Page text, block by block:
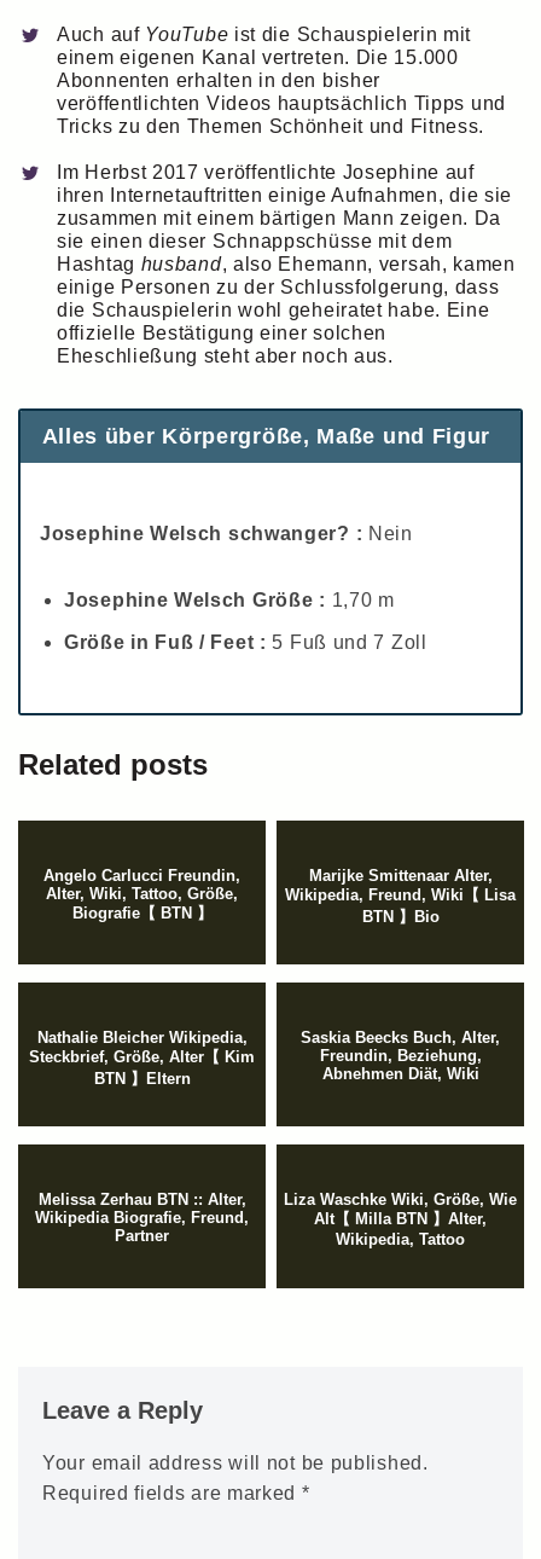
Auch auf YouTube ist die Schauspielerin mit
einem eigenen Kanal vertreten. Die 15.000
Abonnenten erhalten in den bisher
veröffentlichten Videos hauptsächlich Tipps und
Tricks zu den Themen Schönheit und Fitness.
Im Herbst 2017 veröffentlichte Josephine auf
ihren Internetauftritten einige Aufnahmen, die sie
zusammen mit einem bärtigen Mann zeigen. Da
sie einen dieser Schnappschüsse mit dem
Hashtag husband, also Ehemann, versah, kamen
einige Personen zu der Schlussfolgerung, dass
die Schauspielerin wohl geheiratet habe. Eine
offizielle Bestätigung einer solchen
Eheschließung steht aber noch aus.
Alles über Körpergröße, Maße und Figur
Josephine Welsch schwanger? : Nein
Josephine Welsch Größe : 1,70 m
Größe in Fuß / Feet : 5 Fuß und 7 Zoll
Related posts
Angelo Carlucci Freundin,
Alter, Wiki, Tattoo, Größe,
Biografie【 BTN 】
Marijke Smittenaar Alter,
Wikipedia, Freund, Wiki【 Lisa
BTN 】Bio
Nathalie Bleicher Wikipedia,
Steckbrief, Größe, Alter【 Kim
BTN 】Eltern
Saskia Beecks Buch, Alter,
Freundin, Beziehung,
Abnehmen Diät, Wiki
Melissa Zerhau BTN :: Alter,
Wikipedia Biografie, Freund,
Partner
Liza Waschke Wiki, Größe, Wie
Alt【 Milla BTN 】Alter,
Wikipedia, Tattoo
Leave a Reply
Your email address will not be published.
Required fields are marked *